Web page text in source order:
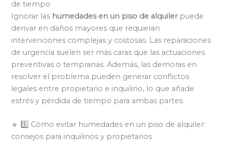
de tiempo
Ignorar las humedades en un piso de alquilerpuede
derivar en daños mayores que requieran
intervenciones complejas y costosas. Las reparaciones
de urgencia suelen ser más caras que las actuaciones
preventivas o tempranas. Además, las demoras en
resolver el problema pueden generar conflictos
legales entre propietario e inquilino, lo que añade
estrés y pérdida de tiempo para ambas partes.
🔹 5️⃣ Cómo evitar humedades en un piso de alquiler:
consejos para inquilinos y propietarios